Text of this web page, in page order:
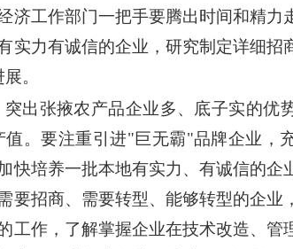
工作部门一把手要腾出时间和精力
力有诚信的企业，研究制定详细招
。
出张掖农产品企业多、底子实的优
。要注重引进"巨无霸"品牌企业，
培养一批本地有实力、有诚信的企
招商、需要转型、能够转型的企业
工作，了解掌握企业在技术改造、管